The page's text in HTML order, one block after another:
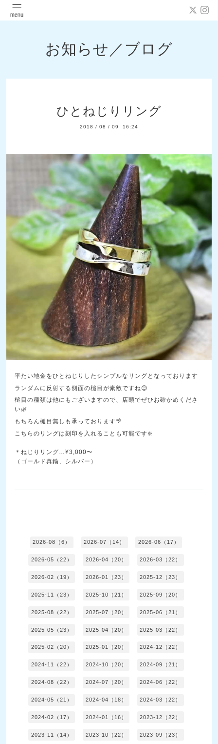
お知らせ／ブログ
ひとねじりリング
2018 / 08 / 09 16:24
平たい地金をひとねじりしたシンプルなリングとなっております
ランダムに反射する側面の槌目が素敵ですね😊
槌目の種類は他にもございますので、店頭でぜひお確かめくださ
い🌿
もちろん槌目無しも承っております🌴
こちらのリングは刻印を入れることも可能です❇️
＊ねじりリング…¥3,000〜
（ゴールド真鍮、シルバー）
2026-08（6） 2026-07（14） 2026-06（17）
2026-05（22） 2026-04（20） 2026-03（22）
2026-02（19） 2026-01（23） 2025-12（23）
2025-11（23） 2025-10（21） 2025-09（20）
2025-08（22） 2025-07（20） 2025-06（21）
2025-05（23） 2025-04（20） 2025-03（22）
2025-02（20） 2025-01（20） 2024-12（22）
2024-11（22） 2024-10（20） 2024-09（21）
2024-08（22） 2024-07（20） 2024-06（22）
2024-05（21） 2024-04（18） 2024-03（22）
2024-02（17） 2024-01（16） 2023-12（22）
2023-11（14） 2023-10（22） 2023-09（23）